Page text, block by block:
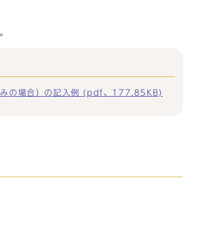
みの場合）の記入例 (pdf、177.85KB)